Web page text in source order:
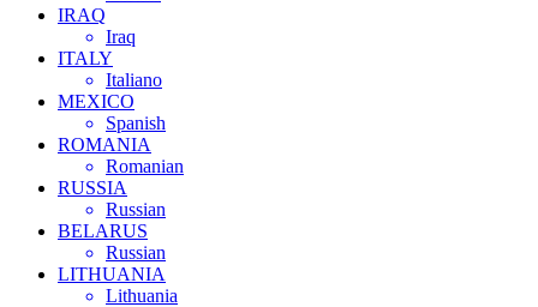
IRAQ
Iraq
ITALY
Italiano
MEXICO
Spanish
ROMANIA
Romanian
RUSSIA
Russian
BELARUS
Russian
LITHUANIA
Lithuania